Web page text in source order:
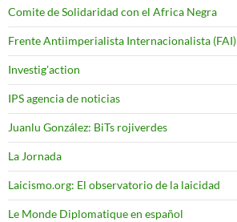
Comite de Solidaridad con el Africa Negra
Frente Antiimperialista Internacionalista (FAI)
Investig'action
IPS agencia de noticias
Juanlu González: BiTs rojiverdes
La Jornada
Laicismo.org: El observatorio de la laicidad
Le Monde Diplomatique en español